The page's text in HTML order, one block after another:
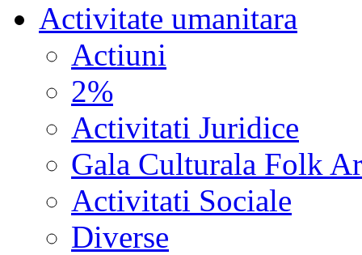
Activitate umanitara
Actiuni
2%
Activitati Juridice
Gala Culturala Folk
Activitati Sociale
Diverse